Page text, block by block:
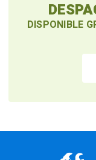
DISPONIBLE